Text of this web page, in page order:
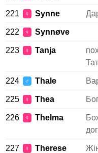
221 ♀ Synne
222 ♀ Synnøve
223 ♀ Tanja
224 ♂ Thale
225 ♀ Thea
226 ♀ Thelma
227 ♀ Therese